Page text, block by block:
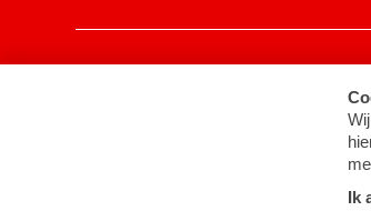
Cookie-instellingen